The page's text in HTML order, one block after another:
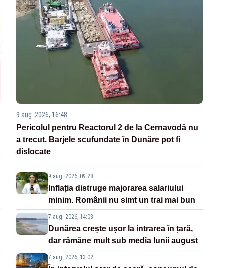
9 aug. 2026, 16:48
Pericolul pentru Reactorul 2 de la Cernavodă nu
a trecut. Barjele scufundate în Dunăre pot fi
dislocate
9 aug. 2026, 09:28
Inflația distruge majorarea salariului
minim. Românii nu simt un trai mai bun
7 aug. 2026, 14:03
Dunărea crește ușor la intrarea în țară,
dar rămâne mult sub media lunii august
7 aug. 2026, 13:02